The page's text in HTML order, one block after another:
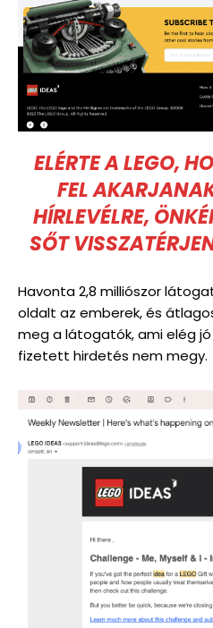
ELÉRTE A LEGO,
FEL
HÍRLEVÉLRE,
SŐT
Havonta 2,8 milliószor
oldalt az emberek, és
meg a látogatók, ami elég
fizetett hirdetés nem megy.